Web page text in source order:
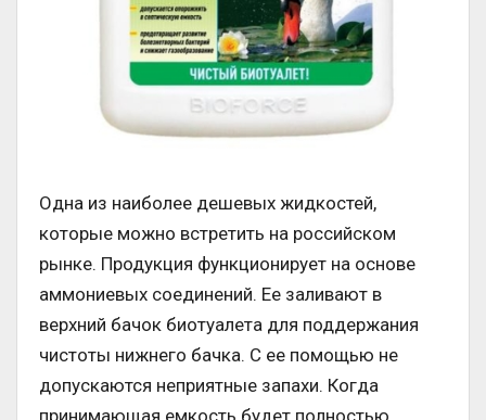
Одна из наиболее дешевых жидкостей,
которые можно встретить на российском
рынке. Продукция функционирует на основе
аммониевых соединений. Ее заливают в
верхний бачок биотуалета для поддержания
чистоты нижнего бачка. С ее помощью не
допускаются неприятные запахи. Когда
принимающая емкость будет полностью